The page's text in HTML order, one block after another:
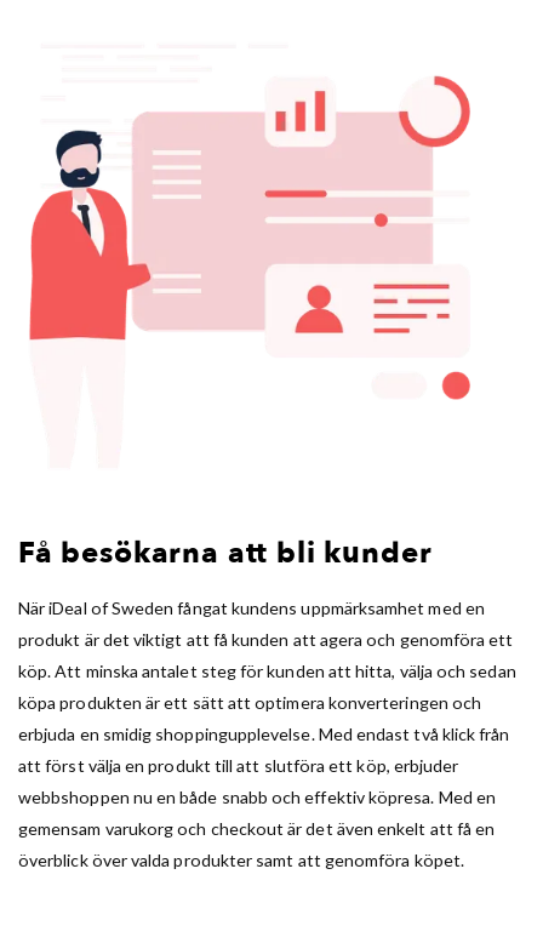
Få besökarna att bli kunder
När iDeal of Sweden fångat kundens uppmärksamhet med en
produkt är det viktigt att få kunden att agera och genomföra ett
köp. Att minska antalet steg för kunden att hitta, välja och sedan
köpa produkten är ett sätt att optimera konverteringen och
erbjuda en smidig shoppingupplevelse. Med endast två klick från
att först välja en produkt till att slutföra ett köp, erbjuder
webbshoppen nu en både snabb och effektiv köpresa. Med en
gemensam varukorg och checkout är det även enkelt att få en
överblick över valda produkter samt att genomföra köpet.